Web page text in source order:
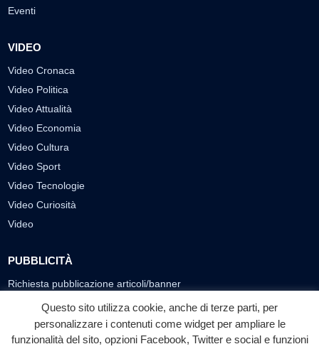
Eventi
VIDEO
Video Cronaca
Video Politica
Video Attualità
Video Economia
Video Cultura
Video Sport
Video Tecnologie
Video Curiosità
Video
PUBBLICITÀ
Richiesta pubblicazione articoli/banner
SEGUICI SUI SOCIAL
f ◎ ▶
Questo sito utilizza cookie, anche di terze parti, per
personalizzare i contenuti come widget per ampliare le
funzionalità del sito, opzioni Facebook, Twitter e social e funzioni